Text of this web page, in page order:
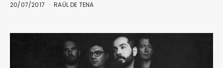
20/07/2017 RAÜL DE TENA